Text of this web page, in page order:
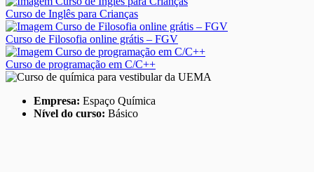
Curso de Inglês para Crianças
Curso de Filosofia online grátis – FGV
Curso de programação em C/C++
Empresa: Espaço Química
Nível do curso: Básico